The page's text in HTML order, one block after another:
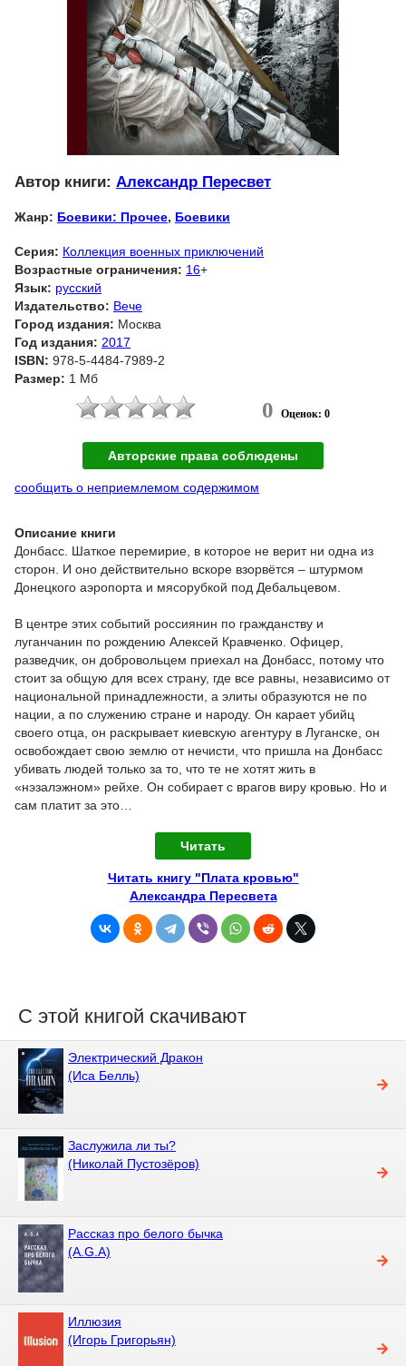
Автор книги: Александр Пересвет
Жанр: Боевики: Прочее, Боевики
Серия: Коллекция военных приключений
Возрастные ограничения: 16+
Язык: русский
Издательство: Вече
Город издания: Москва
Год издания: 2017
ISBN: 978-5-4484-7989-2
Размер: 1 Мб
0 Оценок: 0
Авторские права соблюдены
сообщить о неприемлемом содержимом
Описание книги
Донбасс. Шаткое перемирие, в которое не верит ни одна из
сторон. И оно действительно вскоре взорвётся – штурмом
Донецкого аэропорта и мясорубкой под Дебальцевом.
В центре этих событий россиянин по гражданству и
луганчанин по рождению Алексей Кравченко. Офицер,
разведчик, он добровольцем приехал на Донбасс, потому что
стоит за общую для всех страну, где все равны, независимо от
национальной принадлежности, а элиты образуются не по
нации, а по служению стране и народу. Он карает убийц
своего отца, он раскрывает киевскую агентуру в Луганске, он
освобождает свою землю от нечисти, что пришла на Донбасс
убивать людей только за то, что те не хотят жить в
«нэзалэжном» рейхе. Он собирает с врагов виру кровью. Но и
сам платит за это…
Читать
Читать книгу "Плата кровью"
Александра Пересвета
С этой книгой скачивают
Электрический Дракон
(Иса Белль)
Заслужила ли ты?
(Николай Пустозёров)
Рассказ про белого бычка
(A.G.A)
Иллюзия
(Игорь Григорьян)